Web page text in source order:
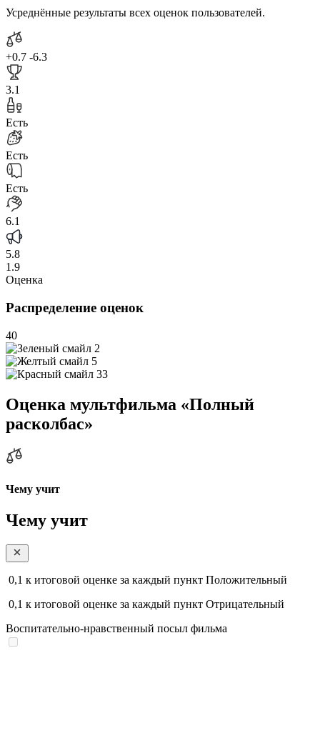
Усреднённые результаты всех оценок пользователей.
+0.7 -6.3
3.1
Есть
Есть
Есть
6.1
5.8
1.9
Оценка
Распределение оценок
40
2
5
33
Оценка мультфильма «Полный
расколбас»
Чему учит
Чему учит
0,1 к итоговой оценке за каждый пункт Положительный
0,1 к итоговой оценке за каждый пункт Отрицательный
Воспитательно-нравственный посыл фильма